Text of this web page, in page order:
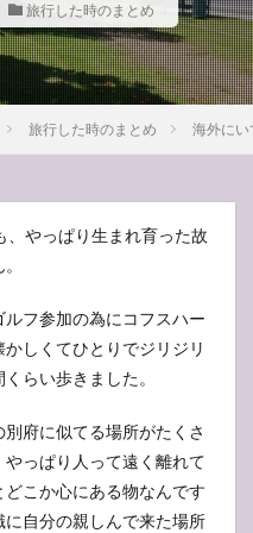
旅行した時のまとめ
旅行した時のまとめ 海外に
、やっぱり生まれ育った故
フ参加の為にコフスハー
しくてひとりでジリジリ
らい歩きました。
府に似てる場所がたくさ
っぱり人って遠く離れて
こか心にある物なんです
自分の親しんで来た場所